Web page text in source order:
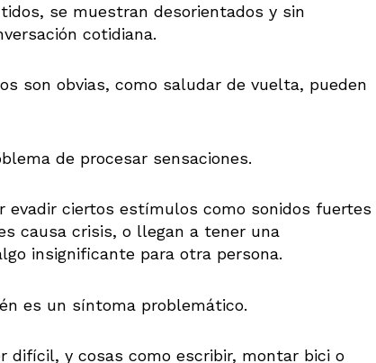
se muestran desorientados y sin
cotidiana.
son obvias, como saludar de vuelta, pueden
de procesar sensaciones.
evadir ciertos estímulos como sonidos fuertes
causa crisis, o llegan a tener una
insignificante para otra persona.
es un síntoma problemático.
difícil, y cosas como escribir, montar bici o